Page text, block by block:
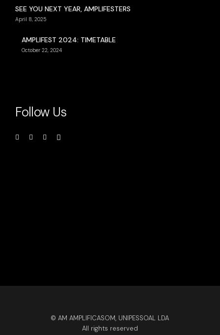
SEE YOU NEXT YEAR, AMPLIFESTERS
April 8, 2025
AMPLIFEST 2024: TIMETABLE
October 22, 2024
Follow Us
© AM AMPLIFICASOM, UNIPESSOAL LDA
All rights reserved